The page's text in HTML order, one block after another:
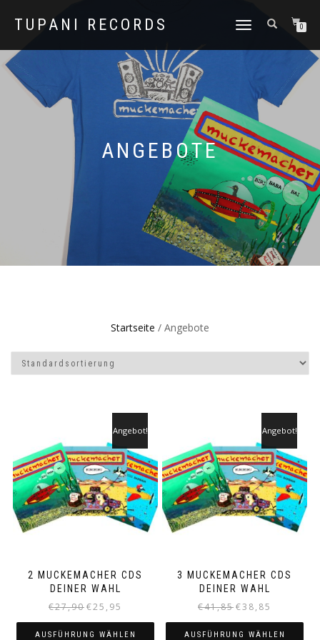
TUPANI RECORDS
NAVIGATION
0
ANGEBOTE
Startseite / Angebote
2 MUCKEMACHER CDS
DEINER WAHL
Angebot!
€27,90 Ursprünglicher
Preis
war:
€25,95
Preis
ist:
AUSFÜHRUNG WÄHLEN
3 MUCKEMACHER CDS
DEINER WAHL
Angebot!
€41,85 Ursprünglicher
Preis
war:
€38,85
Preis
ist:
AUSFÜHRUNG WÄHLEN